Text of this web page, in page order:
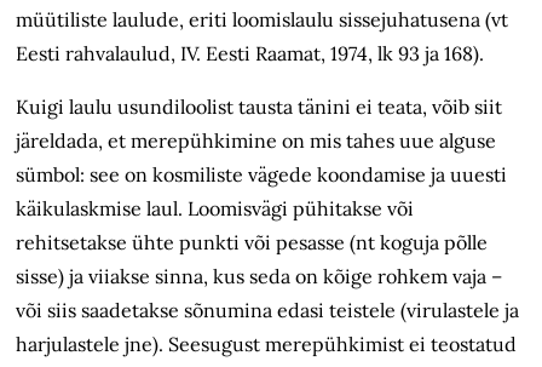
müütiliste laulude, eriti loomislaulu sissejuhatusena (vt
Eesti rahvalaulud, IV. Eesti Raamat, 1974, lk 93 ja 168).
Kuigi laulu usundiloolist tausta tänini ei teata, võib siit
järeldada, et merepühkimine on mis tahes uue alguse
sümbol: see on kosmiliste vägede koondamise ja uuesti
käikulaskmise laul. Loomisvägi pühitakse või
rehitsetakse ühte punkti või pesasse (nt koguja põlle
sisse) ja viiakse sinna, kus seda on kõige rohkem vaja –
või siis saadetakse sõnumina edasi teistele (virulastele ja
harjulastele jne). Seesugust merepühkimist ei teostatud